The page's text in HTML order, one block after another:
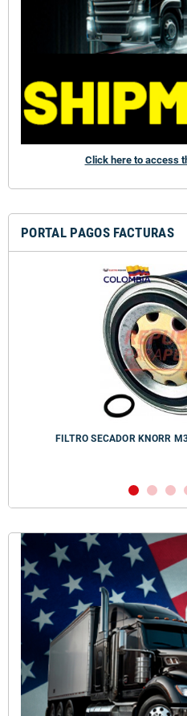
Click here to access
PORTAL PAGOS FACTURAS
FILTRO SECADOR KNORR